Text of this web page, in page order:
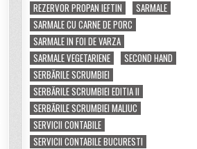
REZERVOR PROPAN IEFTIN
SARMALE
SARMALE CU CARNE DE PORC
SARMALE IN FOI DE VARZA
SARMALE VEGETARIENE
SECOND HAND
SERBĂRILE SCRUMBIEI
SERBĂRILE SCRUMBIEI EDITIA II
SERBĂRILE SCRUMBIEI MALIUC
SERVICII CONTABILE
SERVICII CONTABILE BUCURESTI